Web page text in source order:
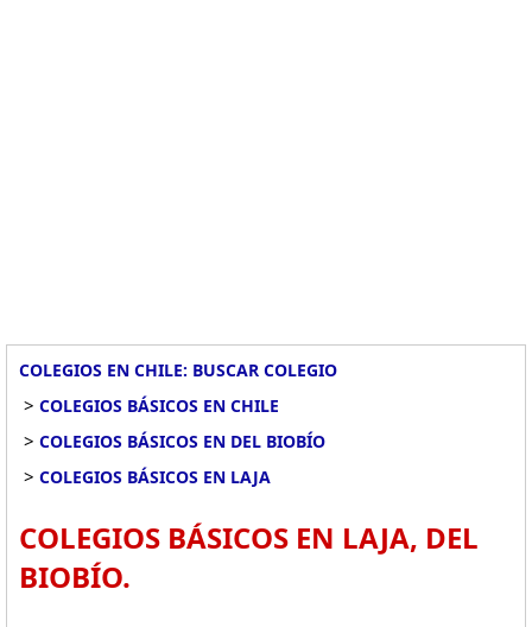
COLEGIOS EN CHILE: BUSCAR COLEGIO
> COLEGIOS BÁSICOS EN CHILE
> COLEGIOS BÁSICOS EN DEL BIOBÍO
> COLEGIOS BÁSICOS EN LAJA
COLEGIOS BÁSICOS EN LAJA, DEL
BIOBÍO.